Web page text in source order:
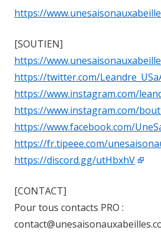
https://
[SOUTIEN]
https://
https://twitter.com/
https://www.instagram.com/
https://www.instagram.com/
https://www.facebook.com/
https://fr.tipeee.com/
https://discord.gg/utHbxhV
[CONTACT]
Pour tous contacts PRO :